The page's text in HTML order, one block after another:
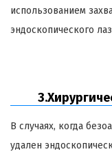
использованием
эндоскопического
В случаях, когда
удален